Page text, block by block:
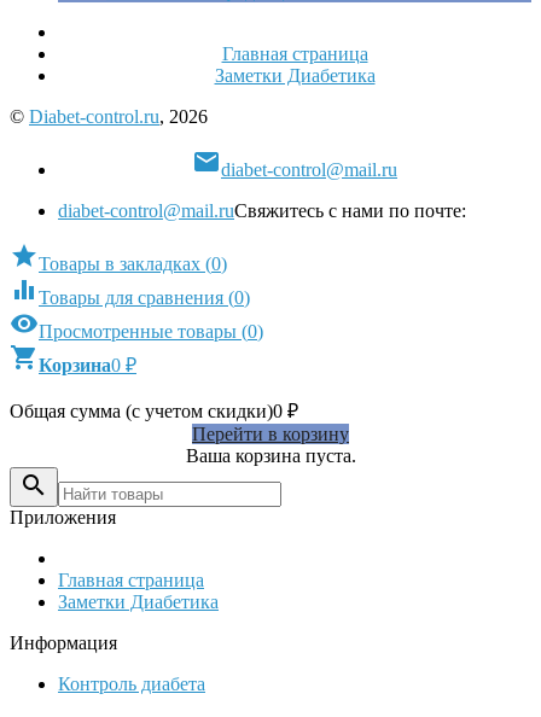
Главная страница
Заметки Диабетика
© Diabet-control.ru, 2026
diabet-control@mail.ru
diabet-control@mail.ruСвяжитесь с нами по почте:
Товары в закладках (0)
 Товары для сравнения (0)
Просмотренные товары (0)
Корзина0 ₽
Общая сумма (с учетом скидки)0 ₽
Перейти в корзину
Ваша корзина пуста.

Приложения
Главная страница
Заметки Диабетика
Информация
Контроль диабета